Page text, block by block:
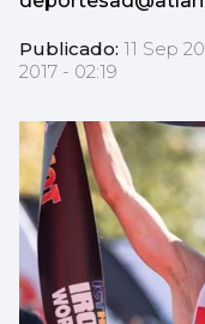
Publicado: 11 Sep
2017 - 02:19